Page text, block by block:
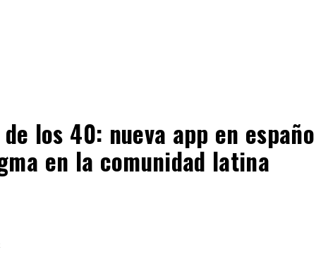
los 40: nueva app en
en la comunidad latina